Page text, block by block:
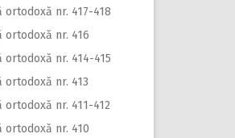
ortodoxă nr. 417-418
ortodoxă nr. 416
ortodoxă nr. 414-415
ortodoxă nr. 413
ortodoxă nr. 411-412
ortodoxă nr. 410